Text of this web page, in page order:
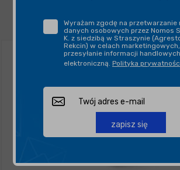
Wyrażam zgodę na przetwarzanie
danych osobowych przez Nomos
K. z siedzibą w Straszynie
Rekcin) w celach
przesyłanie informacji
elektroniczną. Polityka
zapisz się